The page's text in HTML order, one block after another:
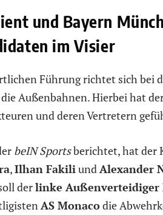
und Bayern
im Visier
Führung richtet sich bei
Außenbahnen. Hierbei hat
und deren Vertretern
beIN Sportsberichtet, hat der
,Ilhan Fakili und Alexander
derlinke Außenverteidiger
AS Monacodie